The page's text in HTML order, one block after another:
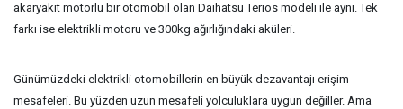
akaryakıt motorlu bir otomobil olan Daihatsu Terios modeli ile aynı. Tek
farkı ise elektrikli motoru ve 300kg ağırlığındaki aküleri.
Günümüzdeki elektrikli otomobillerin en büyük dezavantajı erişim
mesafeleri. Bu yüzden uzun mesafeli yolculuklara uygun değiller. Ama